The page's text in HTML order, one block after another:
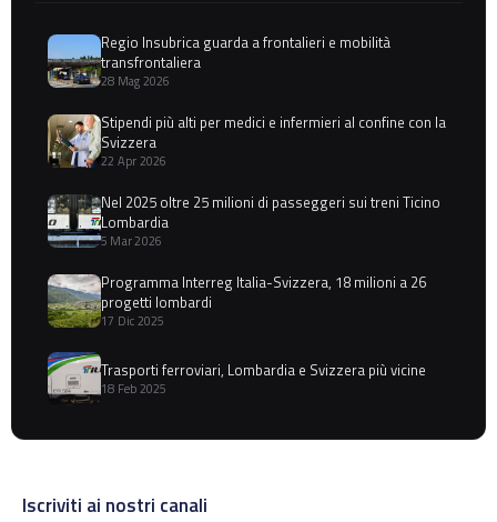
Regio Insubrica guarda a frontalieri e mobilità
transfrontaliera
28 Mag 2026
Stipendi più alti per medici e infermieri al confine con la
Svizzera
22 Apr 2026
Nel 2025 oltre 25 milioni di passeggeri sui treni Ticino
Lombardia
5 Mar 2026
Programma Interreg Italia-Svizzera, 18 milioni a 26
progetti lombardi
17 Dic 2025
Trasporti ferroviari, Lombardia e Svizzera più vicine
18 Feb 2025
Iscriviti ai nostri canali